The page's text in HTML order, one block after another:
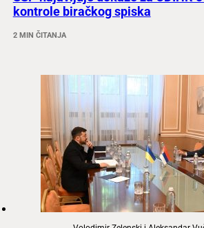
kontrole biračkog spiska
2 MIN ČITANJA